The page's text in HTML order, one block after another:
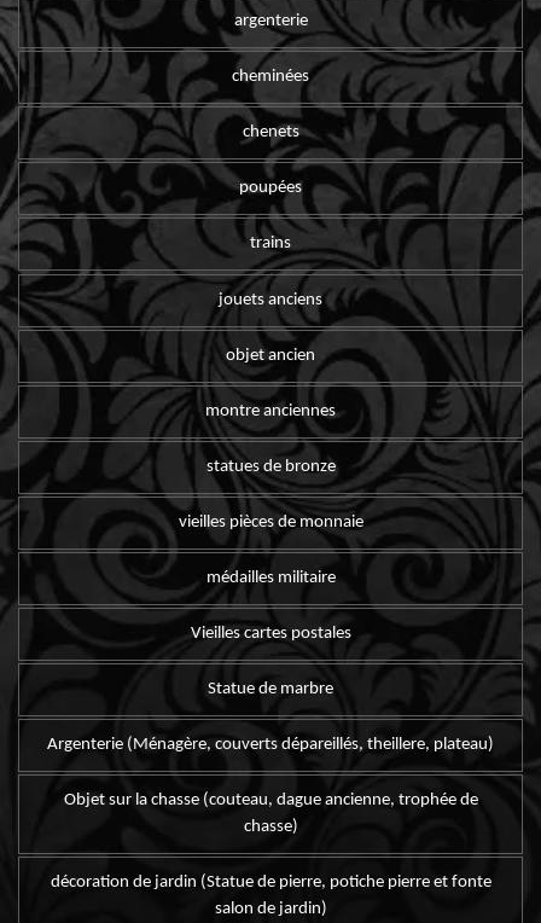
argenterie
cheminées
chenets
poupées
trains
jouets anciens
objet ancien
montre anciennes
statues de bronze
vieilles pièces de monnaie
médailles militaire
Vieilles cartes postales
Statue de marbre
Argenterie (Ménagère, couverts dépareillés, theillere, plateau)
Objet sur la chasse (couteau, dague ancienne, trophée de
chasse)
décoration de jardin (Statue de pierre, potiche pierre et fonte
salon de jardin)